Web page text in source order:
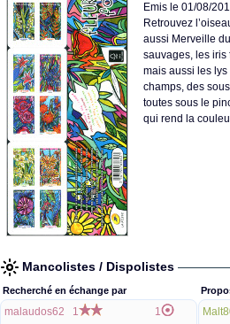
Emis le 01/08/
Retrouvez
aussi Merveille
sauvages, les iris
mais aussi les
champs, des
toutes sous le
qui rend la
Mancolistes / Dispolistes
Recherché en échange par
malaudos62 1 1